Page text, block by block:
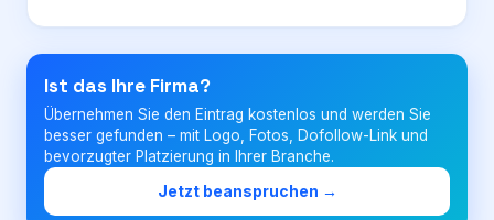
Login
Firma eintragen
Ist das Ihre Firma?
Übernehmen Sie den Eintrag kostenlos und werden Sie
besser gefunden – mit Logo, Fotos, Dofollow-Link und
bevorzugter Platzierung in Ihrer Branche.
Jetzt beanspruchen →